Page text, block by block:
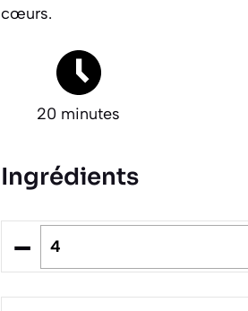
cœurs.
20 minutes
Ingrédients
–